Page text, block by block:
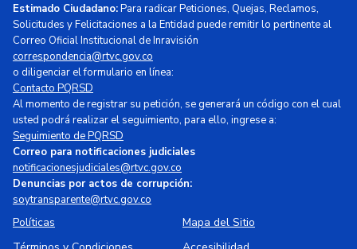
Estimado Ciudadano:Para radicar Peticiones, Quejas, Reclamos,
Solicitudes y Felicitaciones a la Entidad puede remitir lo pertinente al
Correo Oficial Institucional de Inravisión
correspondencia@rtvc.gov.co
o diligenciar el formulario en línea:
Contacto PQRSD
Al momento de registrar su petición, se generará un código con el cual
usted podrá realizar el seguimiento, para ello, ingrese a:
Seguimiento de PQRSD
Correo para notificaciones judiciales
notificacionesjudiciales@rtvc.gov.co
Denuncias por actos de corrupción:
soytransparente@rtvc.gov.co
Políticas
Mapa del Sitio